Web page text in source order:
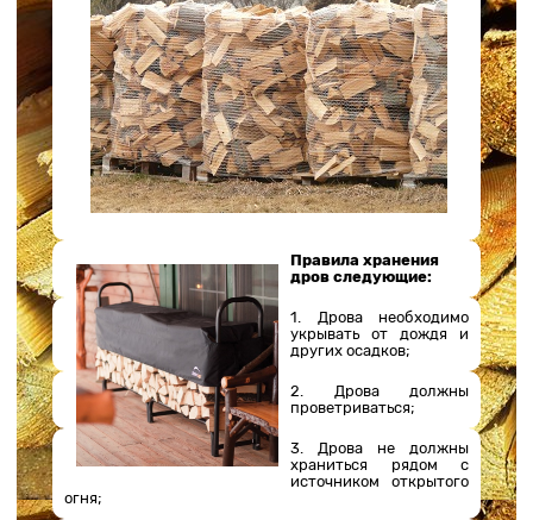
Правила хранения
дров следующие:
1. Дрова необходимо
укрывать от дождя и
других осадков;
2. Дрова должны
проветриваться;
3. Дрова не должны
храниться рядом с
источником открытого
огня;